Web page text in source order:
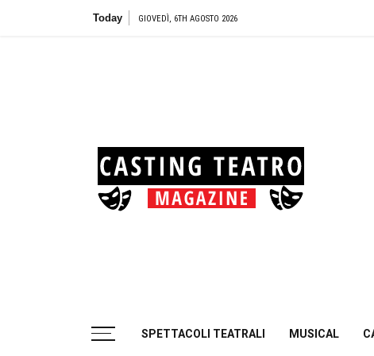
Today GIOVEDÌ, 6TH AGOSTO 2026 Teatro
SPETTACOLI TEATRALI MUSICAL